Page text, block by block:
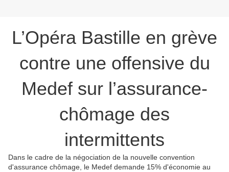
L’Opéra Bastille en grève
contre une offensive du
Medef sur l’assurance-
chômage des
intermittents
Dans le cadre de la négociation de la nouvelle convention
d'assurance chômage, le Medef demande 15% d'économie au